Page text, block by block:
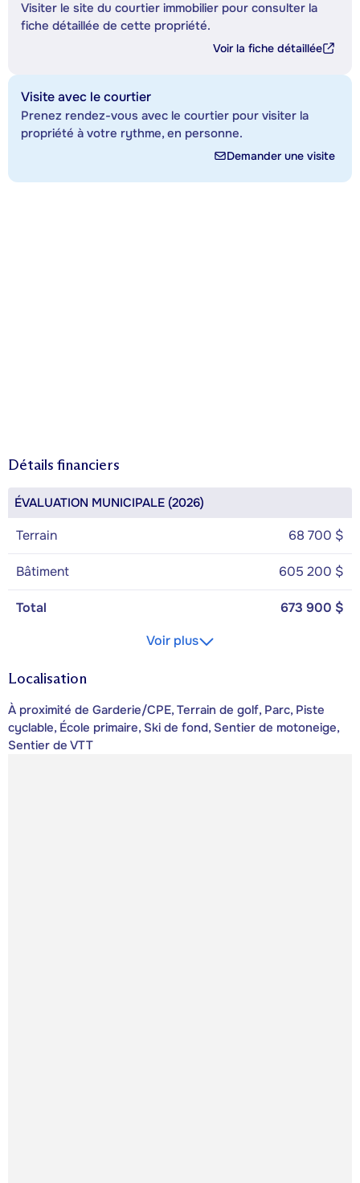
Visiter le site du courtier immobilier pour consulter la
fiche détaillée de cette propriété.
Voir la fiche détaillée
Visite avec le courtier
Prenez rendez-vous avec le courtier pour visiter la
propriété à votre rythme, en personne.
Demander une visite
Détails financiers
ÉVALUATION MUNICIPALE (2026)
Terrain 68 700 $
Bâtiment 605 200 $
Total
673 900 $
Voir plus
Localisation
À proximité de Garderie/CPE, Terrain de golf, Parc, Piste
cyclable, École primaire, Ski de fond, Sentier de motoneige,
Sentier de VTT